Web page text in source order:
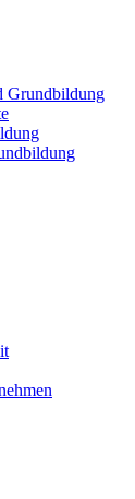
Grundbildung